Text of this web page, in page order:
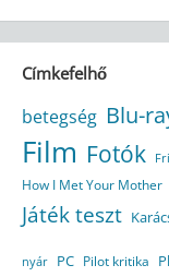
Címkefelhő
betegség Blu-
Film Fotók
How I Met Your Mother
Játék teszt
nyár PC Pilot kritika